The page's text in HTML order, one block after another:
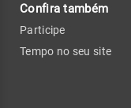
Confira também
Participe
Tempo no seu site